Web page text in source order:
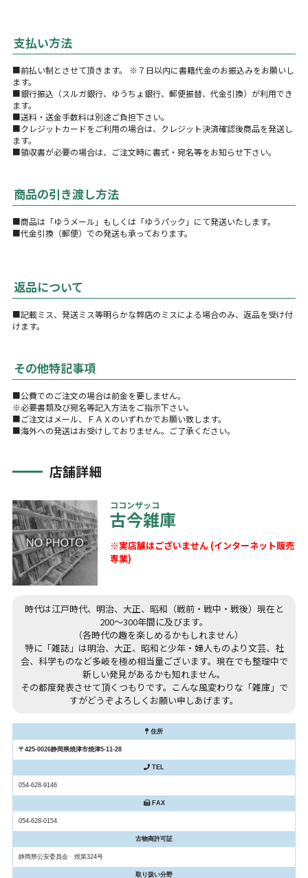
支払い方法
■前払い制とさせて頂きます。 ※７日以内に書籍代金のお振込みをお願いし
ます。
■銀行振込（スルガ銀行、ゆうちょ銀行、郵便振替、代金引換）が利用でき
ます。
■送料・送金手数料は別途ご負担下さい。
■クレジットカードをご利用の場合は、クレジット決済確認後商品を発送し
ます。
■領収書が必要の場合は、ご注文時に書式・宛名等をお知らせ下さい。
商品の引き渡し方法
■商品は「ゆうメール」もしくは「ゆうパック」にて発送いたします。
■代金引換（郵便）での発送も承っております。
返品について
■記載ミス、発送ミス等明らかな弊店のミスによる場合のみ、返品を受け付
けます。
その他特記事項
■公費でのご注文の場合は前金を要しません。
※必要書類及び宛名等記入方法をご指示下さい。
■ご注文はメール、ＦＡＸのいずれかでお願い致します。
■海外への発送はお受けしておりません。ご了承ください。
店舗詳細
ココンザッコ
古今雑庫
※実店舗はございません (インターネット販売
専業)
時代は江戸時代、明治、大正、昭和（戦前・戦中・戦後）現在と
200～300年間に及びます。
（各時代の趣を楽しめるかもしれません）
特に「雑誌」は明治、大正、昭和と少年・婦人ものより文芸、社
会、科学ものなど多岐を極め相当量ございます。現在でも整理中で
新しい発見があるかも知れません。
その都度発表させて頂くつもりです。こんな風変わりな「雑庫」で
すがどうぞよろしくお願い申しあげます。
住所
〒425-0026静岡県焼津市焼津5-11-28
TEL
054-628-9146
FAX
054-628-0154
古物商許可証
静岡県公安委員会 焼第324号
取り扱い分野